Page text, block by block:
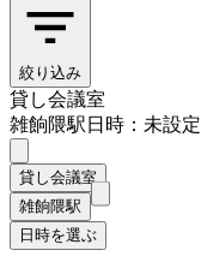
絞り込み
貸し会議室
雑餉隈駅日時：未設定
貸し会議室
雑餉隈駅
日時を選ぶ